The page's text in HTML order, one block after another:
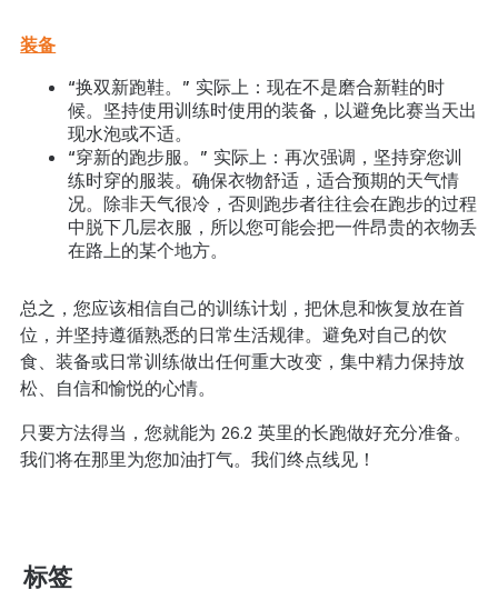
装备
“换双新跑鞋。” 实际上：现在不是磨合新鞋的时
候。坚持使用训练时使用的装备，以避免比赛当天出
现水泡或不适。
“穿新的跑步服。” 实际上：再次强调，坚持穿您训
练时穿的服装。确保衣物舒适，适合预期的天气情
况。除非天气很冷，否则跑步者往往会在跑步的过程
中脱下几层衣服，所以您可能会把一件昂贵的衣物丢
在路上的某个地方。
总之，您应该相信自己的训练计划，把休息和恢复放在首
位，并坚持遵循熟悉的日常生活规律。避免对自己的饮
食、装备或日常训练做出任何重大改变，集中精力保持放
松、自信和愉悦的心情。
只要方法得当，您就能为 26.2 英里的长跑做好充分准备。
我们将在那里为您加油打气。我们终点线见！
标签